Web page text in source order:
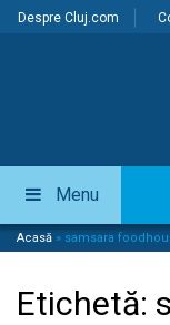
Despre Cluj.com
Menu
Acasă » samsara
Etichetă: